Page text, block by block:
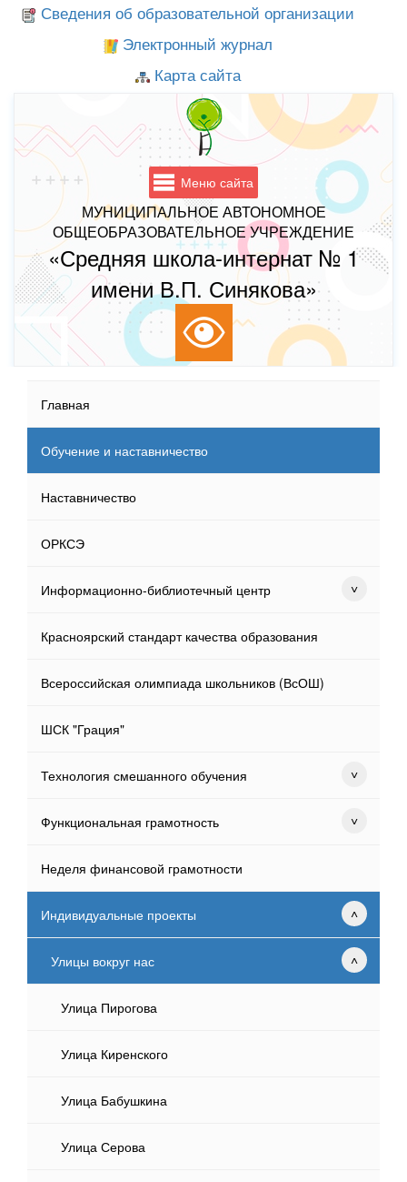
Сведения об образовательной организации
Электронный журнал
Карта сайта
Меню сайта
МУНИЦИПАЛЬНОЕ АВТОНОМНОЕ
ОБЩЕОБРАЗОВАТЕЛЬНОЕ УЧРЕЖДЕНИЕ
«Средняя школа-интернат № 1
имени В.П. Синякова»
Главная
Обучение и наставничество
Наставничество
ОРКСЭ
Информационно-библиотечный центр
Красноярский стандарт качества образования
Всероссийская олимпиада школьников (ВсОШ)
ШСК "Грация"
Технология смешанного обучения
Функциональная грамотность
Неделя финансовой грамотности
Индивидуальные проекты
Улицы вокруг нас
Улица Пирогова
Улица Киренского
Улица Бабушкина
Улица Серова